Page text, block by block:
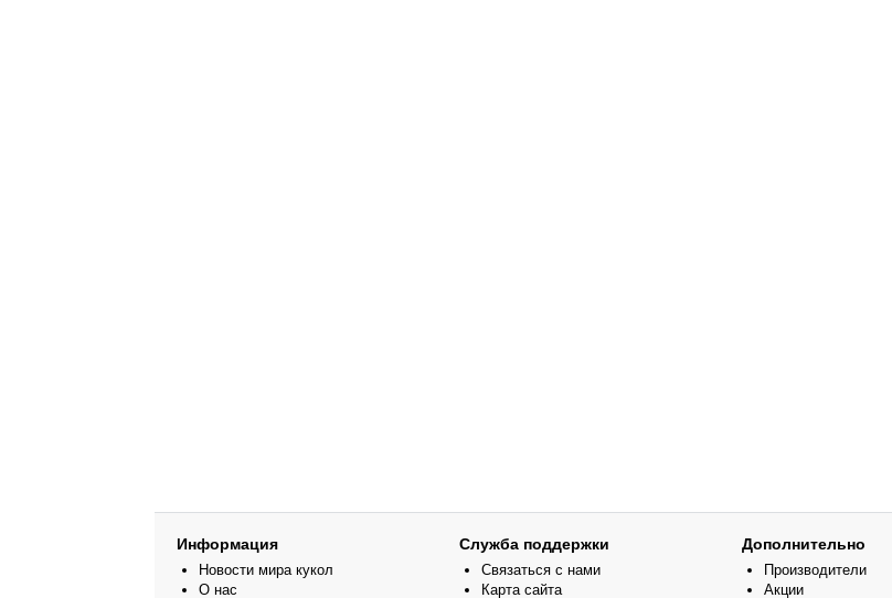
Информация
Новости мира кукол
О нас
Служба поддержки
Связаться с нами
Карта сайта
Дополнительно
Производители
Акции